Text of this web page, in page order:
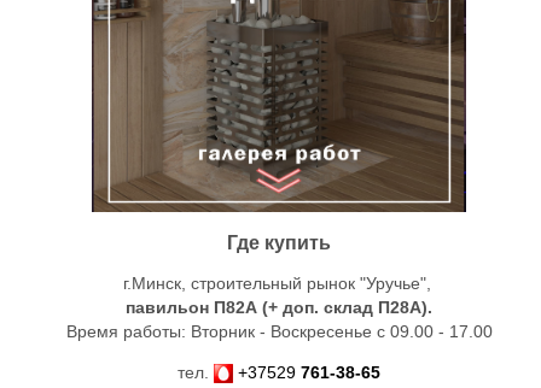
Где купить
г.Минск, строительный рынок "Уручье",
павильон П82А (+ доп. склад П28А).
Время работы: Вторник - Воскресенье с 09.00 - 17.00
тел. +37529 761-38-65